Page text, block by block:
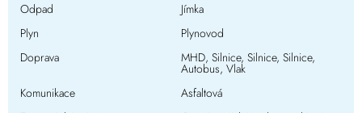
Odpad
Jímka
Plyn
Plynovod
Doprava
MHD, Silnice, Silnice, Silnice,
Autobus, Vlak
Komunikace
Asfaltová